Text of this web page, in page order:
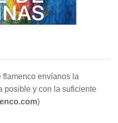
flamenco envíanos la
posible y con la suficiente
)